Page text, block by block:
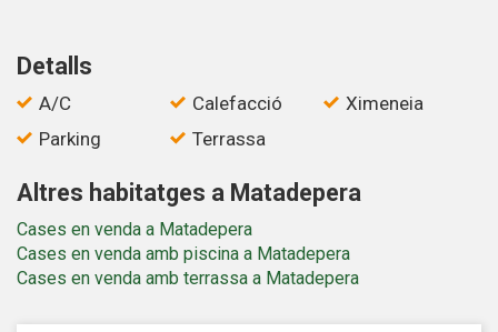
Detalls
A/C Calefacció
Ximeneia
Parking
Terrassa
Altres habitatges a Matadepera
Cases en venda a Matadepera
Cases en venda amb piscina a Matadepera
Cases en venda amb terrassa a Matadepera